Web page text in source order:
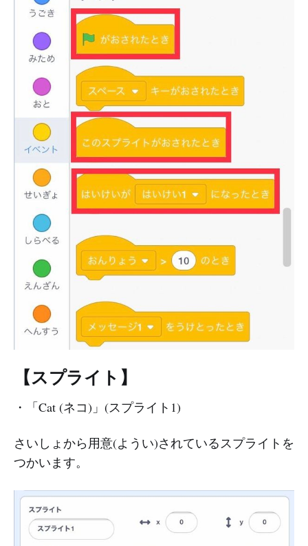
【スプライト】
・「Cat (ネコ)」(スプライト1)
さいしょから用意(ようい)されているスプライトを
つかいます。